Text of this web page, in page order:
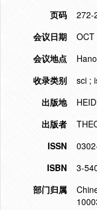
页码
272-
会议日期
OCT
会议地点
收录类别
sci ;
出版地
出版者
ISSN
ISBN
3-
部门归属